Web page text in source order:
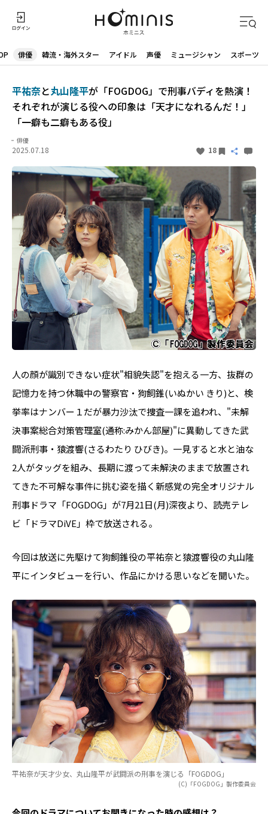
俳優 韓流・海外スター アイドル 声優 ミュージシャン スポーツ
平祐奈と丸山隆平が「FOGDOG」で刑事バディを熱演！
それぞれが演じる役への印象は「天才になれるんだ！」
「一癖も二癖もある役」
俳優
2025.07.18 18
人の顔が識別できない症状"相貌失認"を抱える一方、抜群の
記憶力を持つ休職中の警察官・狗飼錐(いぬかい きり)と、検
挙率はナンバー１だが暴力沙汰で捜査一課を追われ、"未解
決事案総合対策管理室(通称:みかん部屋)"に異動してきた武
闘派刑事・猿渡響(さるわたり ひびき)。一見すると水と油な
2人がタッグを組み、長期に渡って未解決のままで放置され
てきた不可解な事件に挑む姿を描く新感覚の完全オリジナル
刑事ドラマ「FOGDOG」が7月21日(月)深夜より、読売テレ
ビ「ドラマDiVE」枠で放送される。
今回は放送に先駆けて狗飼錐役の平祐奈と猿渡響役の丸山隆
平にインタビューを行い、作品にかける思いなどを聞いた。
平祐奈が天才少女、丸山隆平が武闘派の刑事を演じる「FOGDOG」
(C)「FOGDOG」製作委員会